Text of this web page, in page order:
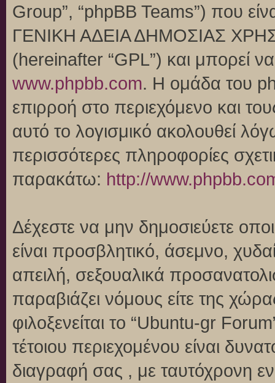
Group”, “phpBB Teams”) που
ΓΕΝΙΚΗ ΑΔΕΙΑ ΔΗΜΟΣΙΑΣ
(hereinafter “GPL”) και μπορεί
www.phpbb.com. Η ομάδα του
επιρροή στο περιεχόμενο και
αυτό το λογισμικό ακολουθεί
περισσότερες πληροφορίες
παρακάτω: http://
Δέχεστε να μην δημοσιεύετε
είναι προσβλητικό, άσεμνο,
απειλή, σεξουαλικά
παραβιάζει νόμους είτε της
φιλοξενείται το “Ubuntu-gr
τέτοιου περιεχομένου είναι
διαγραφή σας , με ταυτόχρονη